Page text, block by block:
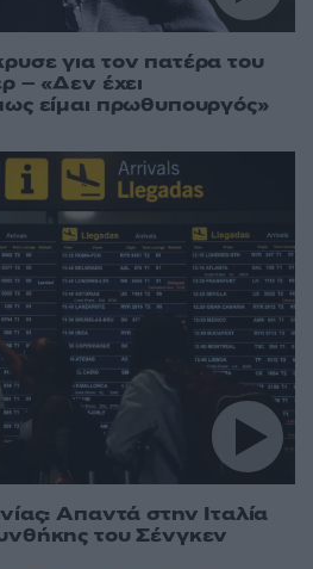
για τον πατέρα του
– «Δεν έχει
είμαι πρωθυπουργός»
Απαντά στην Ιταλία
του Σένγκεν